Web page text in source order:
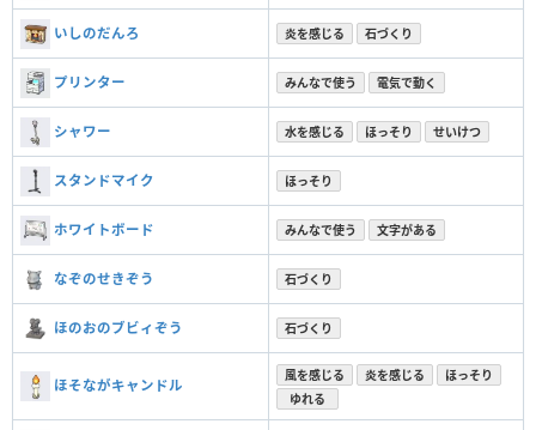
いしのだんろ 炎を感じる 石づくり
プリンター みんなで使う 電気で動く
シャワー 水を感じる ほっそり せいけつ
スタンドマイク ほっそり
ホワイトボード みんなで使う 文字がある
なぞのせきぞう 石づくり
ほのおのブビィぞう 石づくり
ほそながキャンドル
風を感じる 炎を感じる
ほっそり
ゆれる